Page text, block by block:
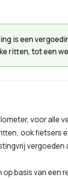
is een
ritten, tot een
voor alle
ook fietsers
basis van een